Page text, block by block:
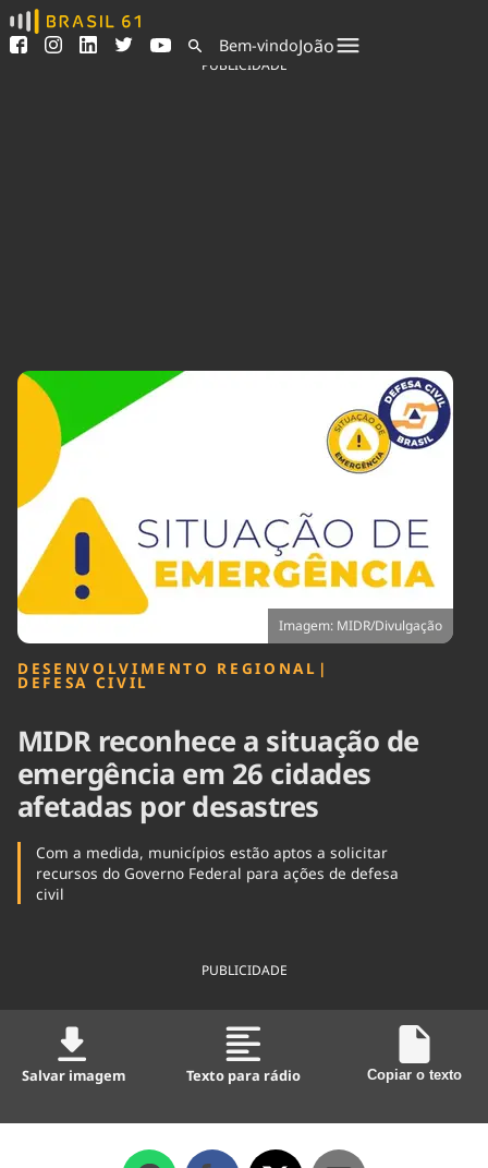
Ver todas as notícias
Podcasts
Indicadores
Agronegócios
Brasil Mineral
Ciência &
Tecnologia
Cinema
Internacional
Meio Ambiente
Podcast
Política
Bem-vindoJoão
PUBLICIDADE
Imagem: MIDR/Divulgação
DESENVOLVIMENTO REGIONAL |
DEFESA CIVIL
MIDR reconhece a situação de
emergência em 26 cidades
afetadas por desastres
Com a medida, municípios estão aptos a solicitar
recursos do Governo Federal para ações de defesa
civil
PUBLICIDADE
Salvar imagem Texto para rádio Copiar o texto